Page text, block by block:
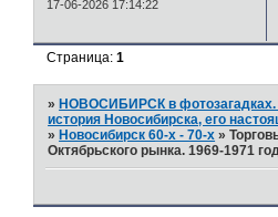
17-06-2026 17:14:22
Страница:1
» НОВОСИБИРСК в фотозагадках.
история Новосибирска, его
» Новосибирск 60-х - 70-х »
Октябрьского рынка. 1969-1971